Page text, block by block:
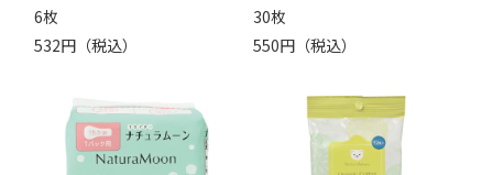
6枚
532円（税込）
30枚
550円（税込）